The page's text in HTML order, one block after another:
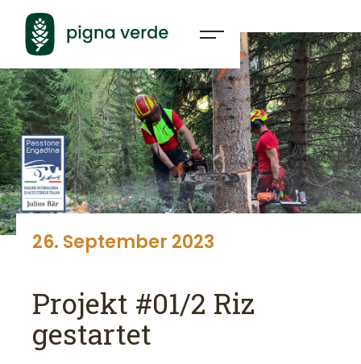
26. September 2023
Projekt #01/2 Riz
gestartet